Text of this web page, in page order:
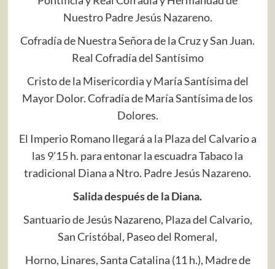
Nuestro Padre Jesús Nazareno.
Cofradía de Nuestra Señora de la Cruz y San Juan.
Real Cofradía del Santísimo
Cristo de la Misericordia y María Santísima del
Mayor Dolor. Cofradía de María Santísima de los
Dolores.
El Imperio Romano llegará a la Plaza del Calvario a
las 9’15 h. para entonar la escuadra Tabaco la
tradicional Diana a Ntro. Padre Jesús Nazareno.
Salida después de la Diana.
Santuario de Jesús Nazareno, Plaza del Calvario,
San Cristóbal, Paseo del Romeral,
Horno, Linares, Santa Catalina (11 h.), Madre de